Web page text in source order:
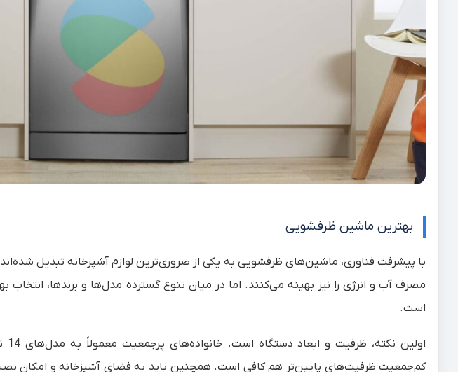
بهترین ماشین ظرفشویی
با پیشرفت فناوری، ماشین‌های ظرفشویی به یکی از ضروری‌ترین لوازم آشپزخانه تبدیل
مصرف آب و انرژی را نیز بهینه می‌کنند. اما در میان تنوع گسترده مدل‌ها و برندها، انتخاب
است.
کم‌جمعیت ظرفیت‌های پایین‌تر هم کافی است. همچنین باید به فضای آشپزخانه و امکان نصب